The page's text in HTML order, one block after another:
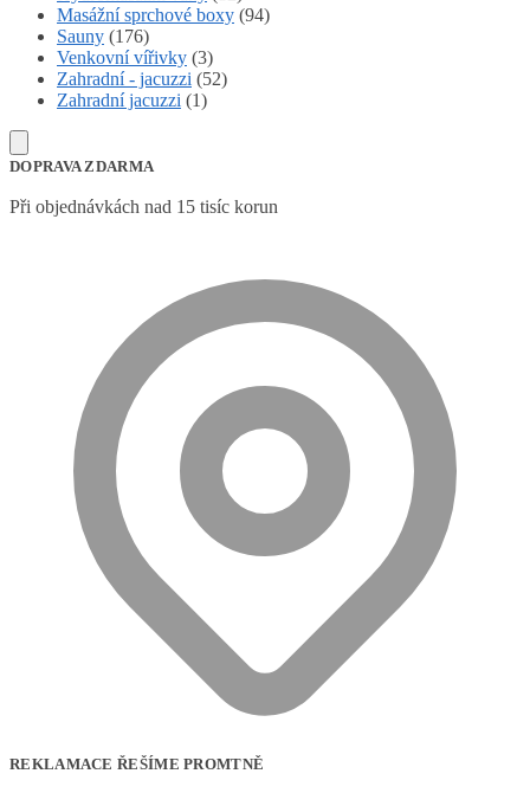
Masážní sprchové boxy (94)
Sauny (176)
Venkovní vířivky (3)
Zahradní - jacuzzi (52)
Zahradní jacuzzi (1)
DOPRAVA ZDARMA
Při objednávkách nad 15 tisíc korun
REKLAMACE ŘEŠÍME PROMTNĚ